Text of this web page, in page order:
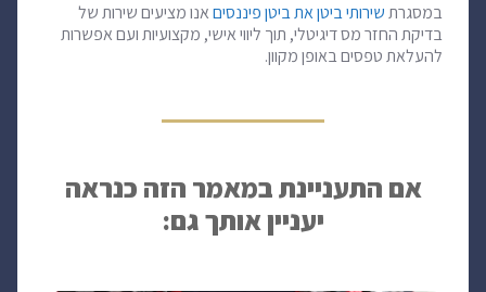
במסגרתשירותי ביטן את ביטן פיננסיםאנו מציעים שירות של
בדיקת החזר מס דיגיטלי, תוך ליווי אישי, מקצועיות ועם אפשרות
להעלאת טפסים באופן מקוון.
אם התעניינת במאמר הזה כנראה
יעניין אותך גם: